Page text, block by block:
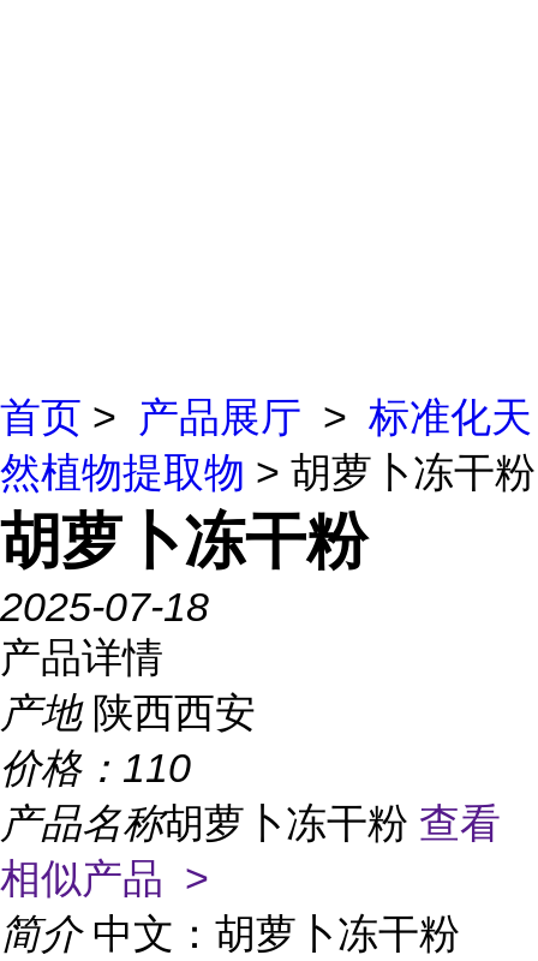
首页 > 产品展厅 > 标准化天
然植物提取物 > 胡萝卜冻干粉
胡萝卜冻干粉
2025-07-18
产品详情
产地 陕西西安
价格： 110
产品名称胡萝卜冻干粉 查看
相似产品 >
简介 中文：胡萝卜冻干粉